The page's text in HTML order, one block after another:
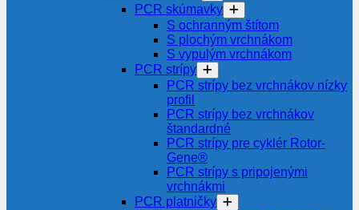
PCR skúmavky
S ochranným štítom
S plochým vrchnákom
S vypulým vrchnákom
PCR strípy
PCR strípy bez vrchnákov nízky
profil
PCR strípy bez vrchnákov
štandardné
PCR strípy pre cyklér Rotor-
Gene®
PCR strípy s pripojenými
vrchnákmi
PCR platničky